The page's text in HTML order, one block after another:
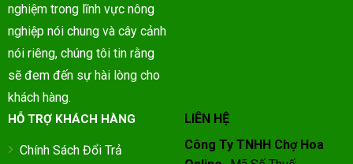
nghiệm trong lĩnh vực nông
nghiệp nói chung và cây cảnh
nói riêng, chúng tôi tin rằng
sẽ đem đến sự hài lòng cho
khách hàng.
HỖ TRỢ KHÁCH HÀNG
Chính Sách Đổi Trả
LIÊN HỆ
Công Ty TNHH Chợ Hoa